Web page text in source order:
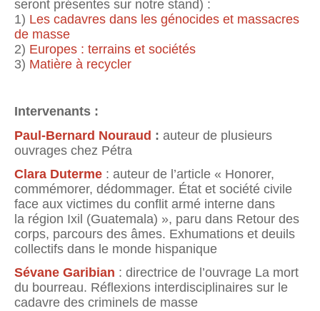
seront présentes sur notre stand) :
1) Les cadavres dans les génocides et massacres
de masse
2) Europes : terrains et sociétés
3) Matière à recycler
Intervenants :
Paul-Bernard Nouraud : auteur de plusieurs
ouvrages chez Pétra
Clara Duterme : auteur de l’article « Honorer,
commémorer, dédommager. État et société civile
face aux victimes du conflit armé interne dans
la région Ixil (Guatemala) », paru dans Retour des
corps, parcours des âmes. Exhumations et deuils
collectifs dans le monde hispanique
Sévane Garibian : directrice de l’ouvrage La mort
du bourreau. Réflexions interdisciplinaires sur le
cadavre des criminels de masse